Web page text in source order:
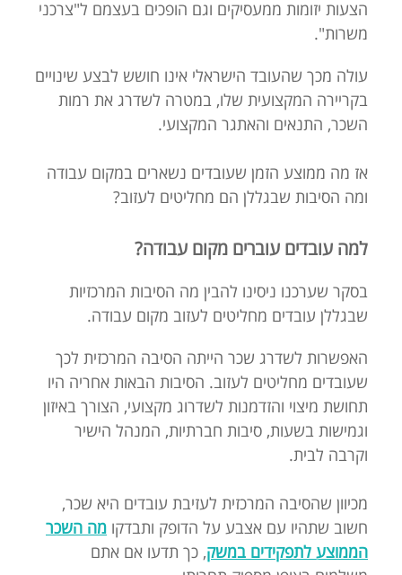
הצעות יזומות ממעסיקים וגם הופכים בעצמם ל"צרכני
משרות".
עולה מכך שהעובד הישראלי אינו חושש לבצע שינויים
בקריירה המקצועית שלו, במטרה לשדרג את רמות
השכר, התנאים והאתגר המקצועי.
אז מה ממוצע הזמן שעובדים נשארים במקום עבודה
ומה הסיבות שבגללן הם מחליטים לעזוב?
למה עובדים עוברים מקום עבודה?
בסקר שערכנו ניסינו להבין מה הסיבות המרכזיות
שבגללן עובדים מחליטים לעזוב מקום עבודה.
האפשרות לשדרג שכר הייתה הסיבה המרכזית לכך
שעובדים מחליטים לעזוב. הסיבות הבאות אחריה היו
תחושת מיצוי והזדמנות לשדרוג מקצועי, הצורך באיזון
וגמישות בשעות, סיבות חברתיות, המנהל הישיר
וקרבה לבית.
מכיוון שהסיבה המרכזית לעזיבת עובדים היא שכר,
חשוב שתהיו עם אצבע על הדופק ותבדקו מה השכר
הממוצע לתפקידים במשק, כך תדעו אם אתם